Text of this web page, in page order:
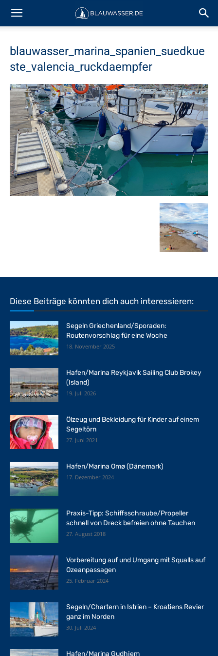
blauwasser_marina_spanien_suedkue
ste_valencia_ruckdaempfer
Diese Beiträge könnten dich auch interessieren:
Segeln Griechenland/Sporaden:
Routenvorschlag für eine Woche
18. November 2025
Hafen/Marina Reykjavik Sailing Club Brokey
(Island)
19. Juli 2026
Ölzeug und Bekleidung für Kinder auf einem
Segeltörn
27. Juni 2021
Hafen/Marina Omø (Dänemark)
17. Dezember 2024
Praxis-Tipp: Schiffsschraube/Propeller
schnell von Dreck befreien ohne Tauchen
27. August 2018
Vorbereitung auf und Umgang mit Squalls auf
Ozeanpassagen
25. Februar 2024
Segeln/Chartern in Istrien – Kroatiens Revier
ganz im Norden
30. Juli 2024
Hafen/Marina Gudhjem